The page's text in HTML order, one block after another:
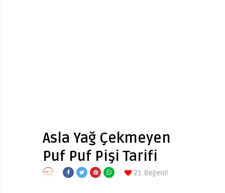
Asla Yağ Çekmeyen
Puf Puf Pişi Tarifi
21 Beğeni!